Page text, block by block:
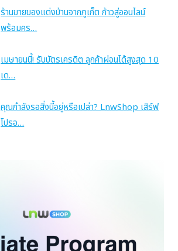
ร้านขายของแต่งบ้านจากภูเก็ต ก้าวสู่ออนไลน์
พร้อมคร…
เมษายนนี้! รับบัตรเครดิต ลูกค้าผ่อนได้สูงสุด 10
เด…
คุณกำลังรอสิ่งนี้อยู่หรือเปล่า? LnwShop เสิร์ฟ
โปรอ…